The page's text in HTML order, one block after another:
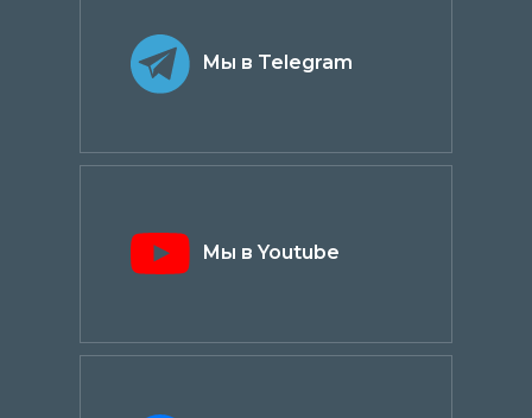
Мы в Telegram
Мы в Youtube